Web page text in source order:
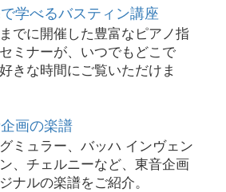
学べるバスティン講座
でに開催した豊富なピアノ指
ミナーが、いつでもどこで
きな時間にご覧いただけま
画の楽譜
ミュラー、バッハ インヴェン
、チェルニーなど、東音企画
ナルの楽譜をご紹介。